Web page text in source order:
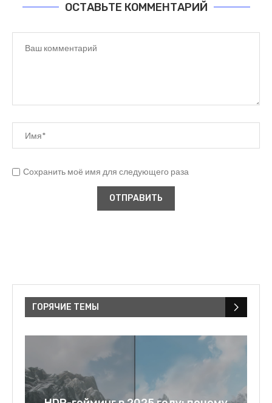
ОСТАВЬТЕ КОММЕНТАРИЙ
Сохранить моё имя для следующего раза
ГОРЯЧИЕ ТЕМЫ